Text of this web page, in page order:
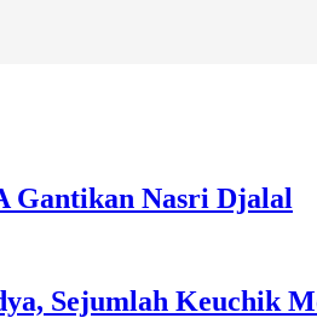
Gantikan Nasri Djalal
Sejumlah Keuchik